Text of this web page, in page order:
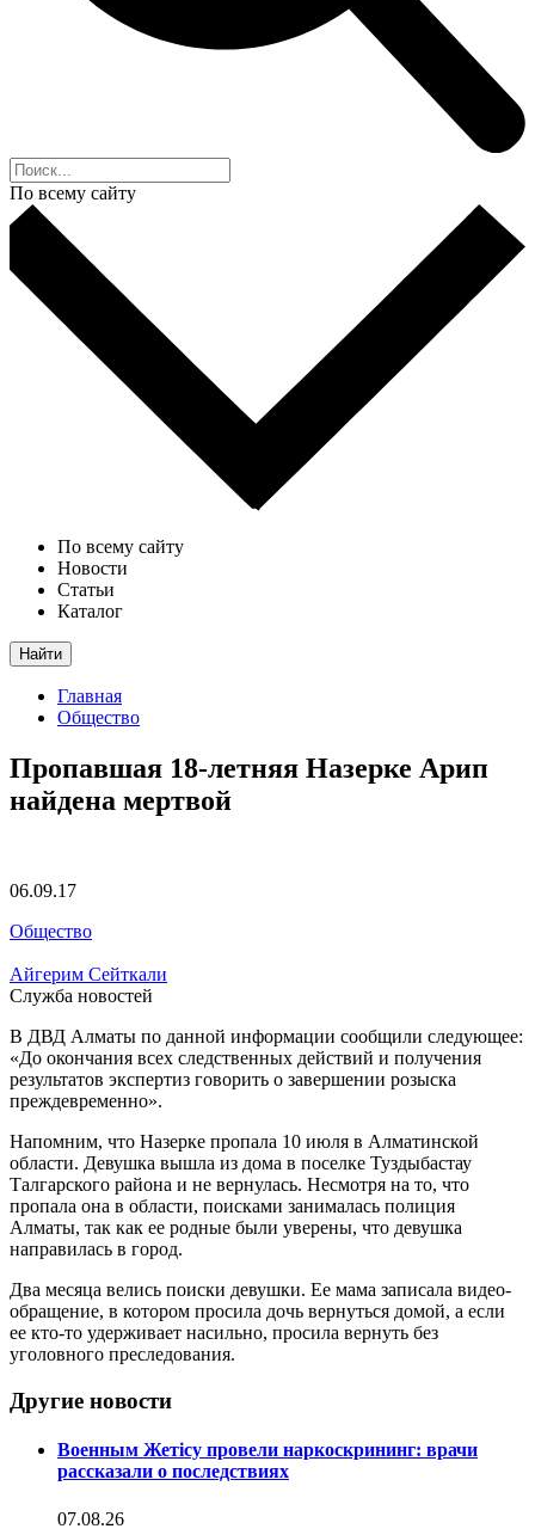
По всему сайту
По всему сайту
Новости
Статьи
Каталог
Найти
Главная
Общество
Пропавшая 18-летняя Назерке Арип
найдена мертвой
06.09.17
Общество
Айгерим Сейткали
Служба новостей
В ДВД Алматы по данной информации сообщили следующее:
«До окончания всех следственных действий и получения
результатов экспертиз говорить о завершении розыска
преждевременно».
Напомним, что Назерке пропала 10 июля в Алматинской
области. Девушка вышла из дома в поселке Туздыбастау
Талгарского района и не вернулась. Несмотря на то, что
пропала она в области, поисками занималась полиция
Алматы, так как ее родные были уверены, что девушка
направилась в город.
Два месяца велись поиски девушки. Ее мама записала видео-
обращение, в котором просила дочь вернуться домой, а если
ее кто-то удерживает насильно, просила вернуть без
уголовного преследования.
Другие новости
Военным Жетісу провели наркоскрининг: врачи
рассказали о последствиях
07.08.26